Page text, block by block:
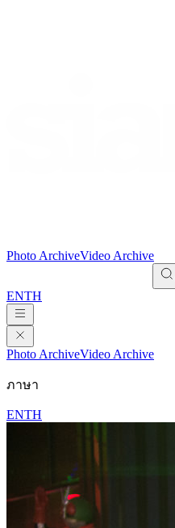
Photo ArchiveVideo Archive
ENTH
Photo ArchiveVideo Archive
ภาษา
ENTH